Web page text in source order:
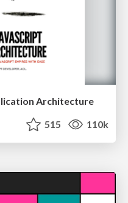
Architecture
515 110k